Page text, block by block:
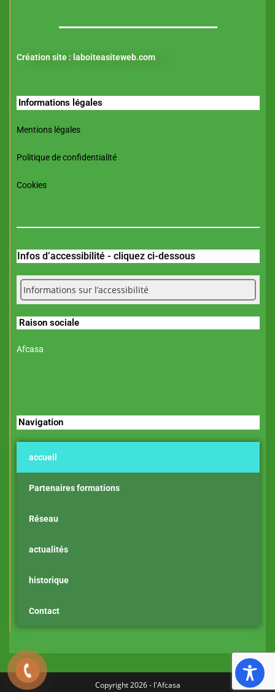
Création site : laboiteasiteweb.com
Informations légales
Mentions légales
Politique de confidentialité
Cookies
Infos d’accessibilité - cliquez ci-dessous
Informations sur l’accessibilité
Raison sociale
Afcasa
Navigation
accueil
Partenaires formations
Réseau
actualités
historique
Contact
Copyright 2026 - l'Afcasa